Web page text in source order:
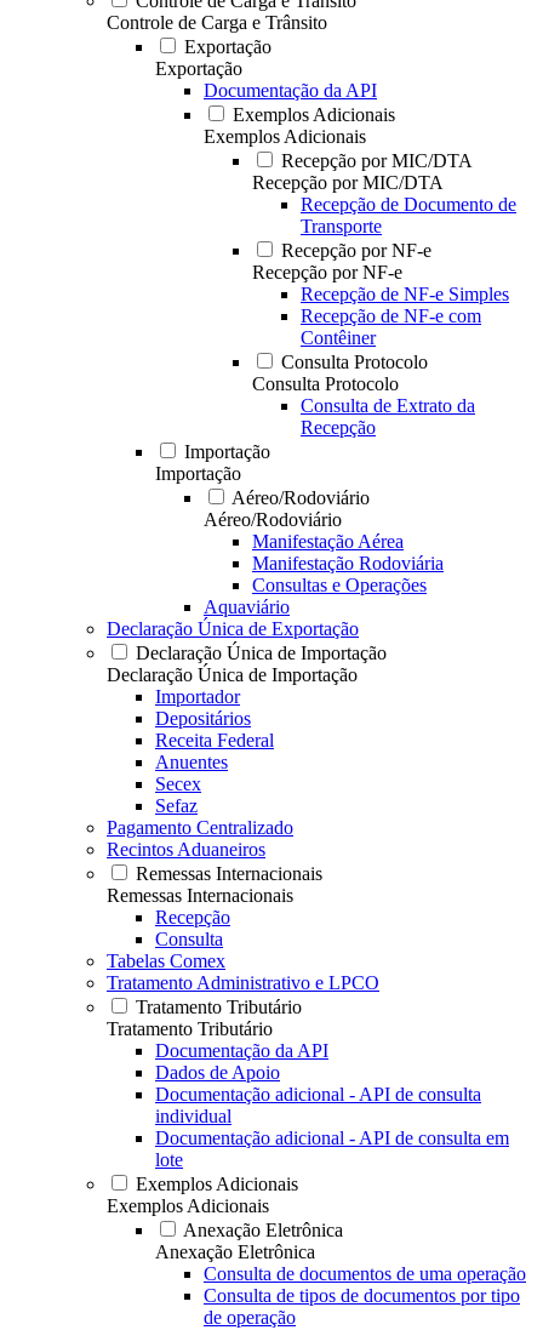
Controle de Carga e Trânsito
Exportação
Exportação
Documentação da API
Exemplos Adicionais
Exemplos Adicionais
Recepção por MIC/DTA
Recepção por MIC/DTA
Recepção de Documento de
Transporte
Recepção por NF-e
Recepção por NF-e
Recepção de NF-e Simples
Recepção de NF-e com
Contêiner
Consulta Protocolo
Consulta Protocolo
Consulta de Extrato da
Recepção
Importação
Importação
Aéreo/Rodoviário
Aéreo/Rodoviário
Manifestação Aérea
Manifestação Rodoviária
Consultas e Operações
Aquaviário
Declaração Única de Exportação
Declaração Única de Importação
Declaração Única de Importação
Importador
Depositários
Receita Federal
Anuentes
Secex
Sefaz
Pagamento Centralizado
Recintos Aduaneiros
Remessas Internacionais
Remessas Internacionais
Recepção
Consulta
Tabelas Comex
Tratamento Administrativo e LPCO
Tratamento Tributário
Tratamento Tributário
Documentação da API
Dados de Apoio
Documentação adicional - API de consulta
individual
Documentação adicional - API de consulta em
lote
Exemplos Adicionais
Exemplos Adicionais
Anexação Eletrônica
Anexação Eletrônica
Consulta de documentos de uma operação
Consulta de tipos de documentos por tipo
de operação